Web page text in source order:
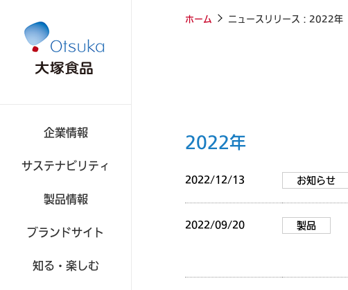
企業情報
サステナビリティ
製品情報
ブランドサイト
知る・楽しむ
飲料
ホーム ニュースリリース：2022年
2022年
2022/12/13 お知らせ
2022/09/20 製品